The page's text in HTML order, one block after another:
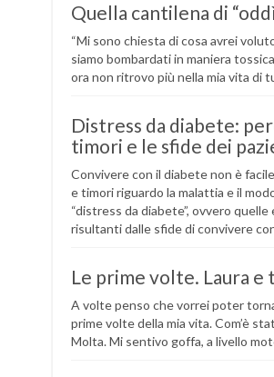
Quella cantilena di
“Mi sono chiesta di cosa avrei
siamo bombardati in maniera
ora non ritrovo più nella mia vita di
Distress da diabete:
timori e le sfide dei
Convivere con il diabete non è
e timori riguardo la malattia e il
“distress da diabete”, ovvero
risultanti dalle sfide di convivere
Le prime volte. Laura
A volte penso che vorrei poter
prime volte della mia vita. Com’è
Molta. Mi sentivo goffa, a livello